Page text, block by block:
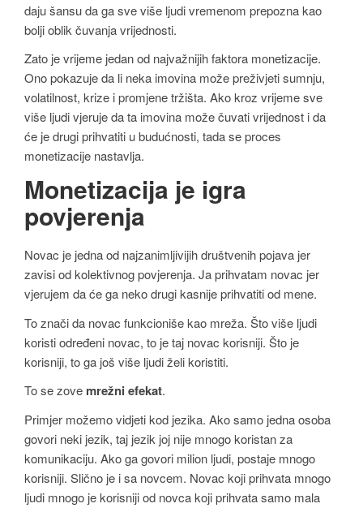
daju šansu da ga sve više ljudi vremenom prepozna kao
bolji oblik čuvanja vrijednosti.
Zato je vrijeme jedan od najvažnijih faktora monetizacije.
Ono pokazuje da li neka imovina može preživjeti sumnju,
volatilnost, krize i promjene tržišta. Ako kroz vrijeme sve
više ljudi vjeruje da ta imovina može čuvati vrijednost i da
će je drugi prihvatiti u budućnosti, tada se proces
monetizacije nastavlja.
Monetizacija je igra
povjerenja
Novac je jedna od najzanimljivijih društvenih pojava jer
zavisi od kolektivnog povjerenja. Ja prihvatam novac jer
vjerujem da će ga neko drugi kasnije prihvatiti od mene.
To znači da novac funkcioniše kao mreža. Što više ljudi
koristi određeni novac, to je taj novac korisniji. Što je
korisniji, to ga još više ljudi želi koristiti.
To se zove mrežni efekat.
Primjer možemo vidjeti kod jezika. Ako samo jedna osoba
govori neki jezik, taj jezik joj nije mnogo koristan za
komunikaciju. Ako ga govori milion ljudi, postaje mnogo
korisniji. Slično je i sa novcem. Novac koji prihvata mnogo
ljudi mnogo je korisniji od novca koji prihvata samo mala